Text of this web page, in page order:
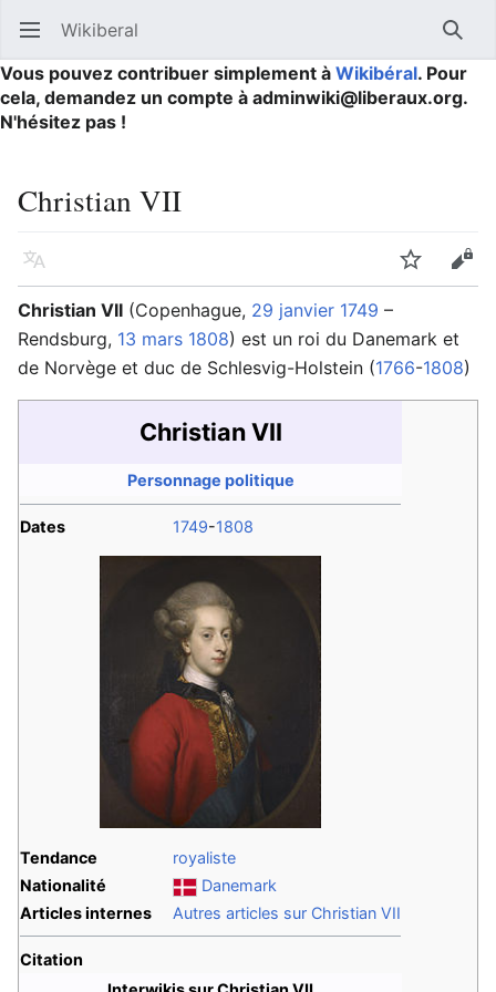
Ouvrir le menu principal Wikiberal
Vous pouvez contribuer simplement à Wikibéral. Pour
cela, demandez un compte à adminwiki@liberaux.org.
N'hésitez pas !
Christian VII
Langue Suivre
Christian VII (Copenhague, 29 janvier 1749 –
Rendsburg, 13 mars 1808) est un roi du Danemark et
de Norvège et duc de Schlesvig-Holstein (1766-1808)
Christian VII
Personnage politique
Dates 1749-1808
Tendance
royaliste
Nationalité
Danemark
Articles internes
Autres articles sur Christian VII
Citation